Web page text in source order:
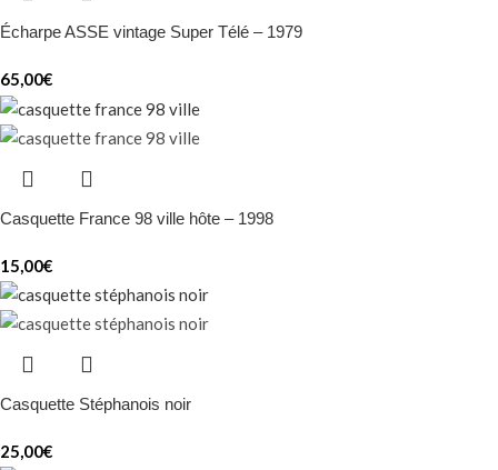
Écharpe ASSE vintage Super Télé – 1979
65,00€
Casquette France 98 ville hôte – 1998
15,00€
Casquette Stéphanois noir
25,00€